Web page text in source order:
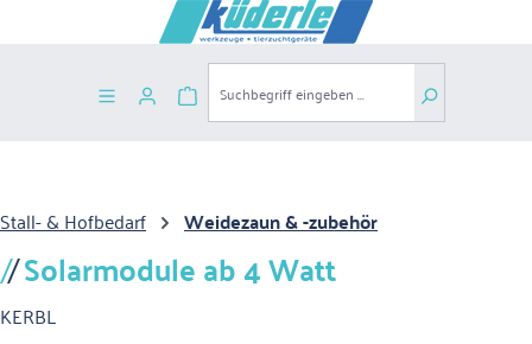
Zum Hauptinhalt springen
Warenkorb enthält 0 Positionen. Der
Stall- & Hofbedarf Weidezaun & -zubehör
Solarmodule ab 4 Watt
KERBL